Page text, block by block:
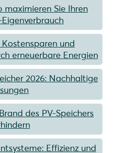
maximieren Sie Ihren
und
erneuerbare Energien
2026: Nachhaltige
des PV-Speichers
Effizienz und